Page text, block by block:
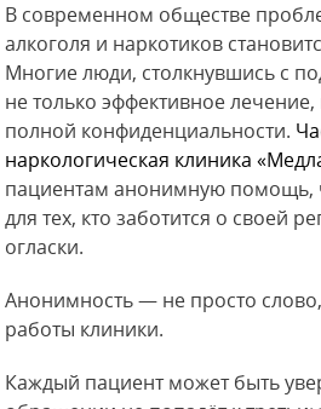
В современном обществе
алкоголя и наркотиков
Многие люди, столкнувшись с
не только эффективное
полной конфиденциальности.
наркологическая клиника
пациентам анонимную помощь,
для тех, кто заботится о своей
огласки.
Анонимность — не просто
работы клиники.
Каждый пациент может быть